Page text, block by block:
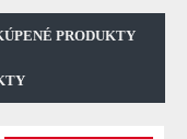
PRODUKTY